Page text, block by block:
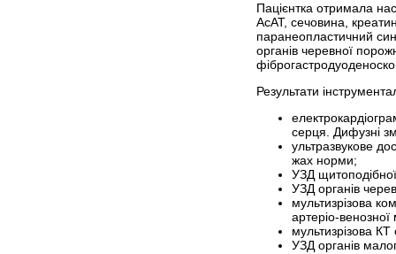
Пацієнтка отримала
АсАТ, сечовина,
паранеопластичний
органів черевної
Результати
серця. Дифузні
ультразвукове
жах норми;
УЗД
УЗД органів
мультизрізова
артеріо-
мультизрізова
УЗД органів